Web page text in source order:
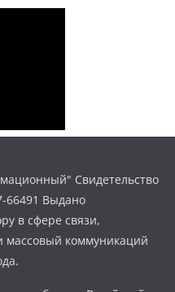
Свидетельство
Выдано
в сфере связи,
массовый коммуникаций